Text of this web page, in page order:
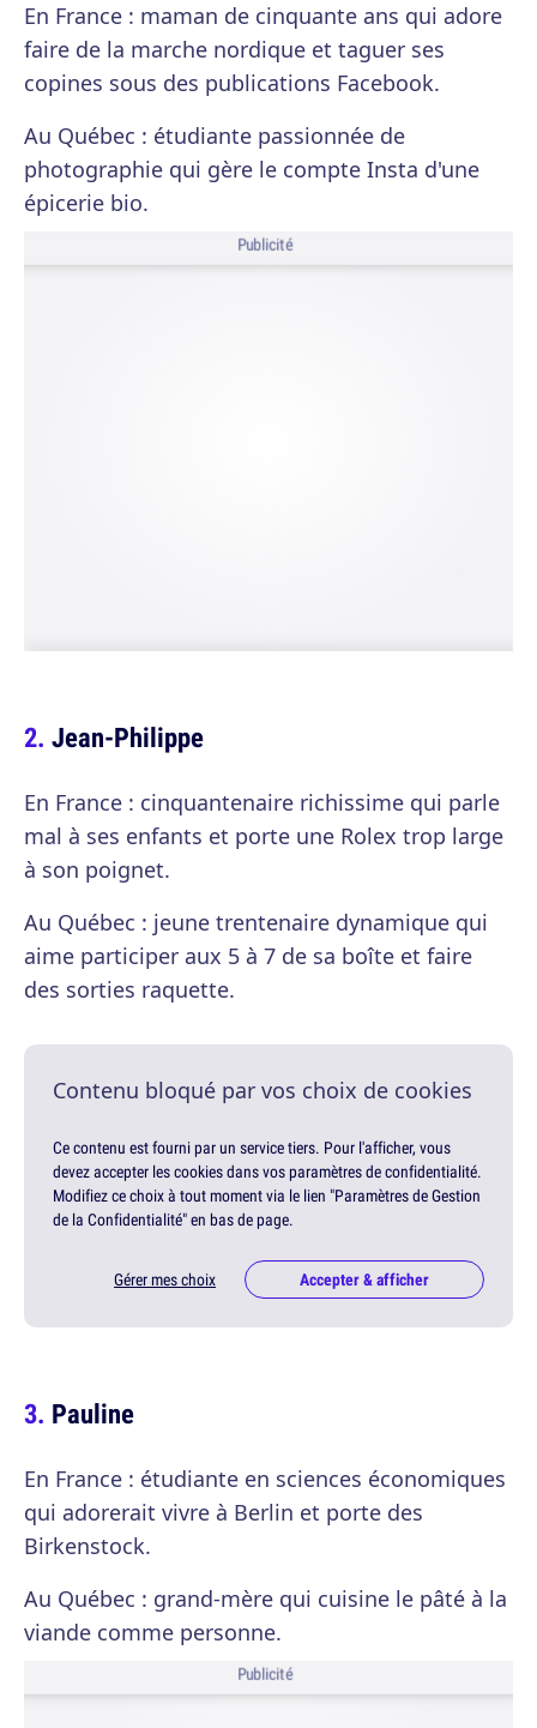
En France : maman de cinquante ans qui adore
faire de la marche nordique et taguer ses
copines sous des publications Facebook.
Au Québec : étudiante passionnée de
photographie qui gère le compte Insta d'une
épicerie bio.
Publicité
Jean-Philippe
En France : cinquantenaire richissime qui parle
mal à ses enfants et porte une Rolex trop large
à son poignet.
Au Québec : jeune trentenaire dynamique qui
aime participer aux 5 à 7 de sa boîte et faire
des sorties raquette.
Contenu bloqué par vos choix de cookies
Ce contenu est fourni par un service tiers. Pour l'afficher, vous
devez accepter les cookies dans vos paramètres de confidentialité.
Modifiez ce choix à tout moment via le lien "Paramètres de Gestion
de la Confidentialité" en bas de page.
Gérer mes choix Accepter & afficher
Pauline
En France : étudiante en sciences économiques
qui adorerait vivre à Berlin et porte des
Birkenstock.
Au Québec : grand-mère qui cuisine le pâté à la
viande comme personne.
Publicité